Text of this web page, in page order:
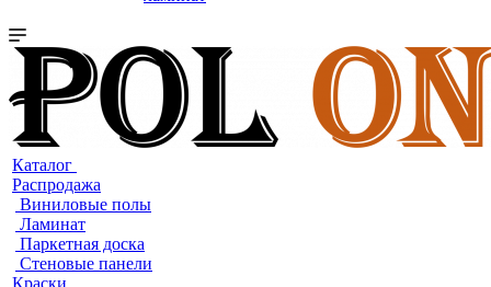
Каталог
Распродажа
Виниловые полы
Ламинат
Паркетная доска
Стеновые панели
Краски